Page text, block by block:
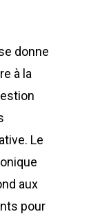
donne
à la
Le
aux
pour